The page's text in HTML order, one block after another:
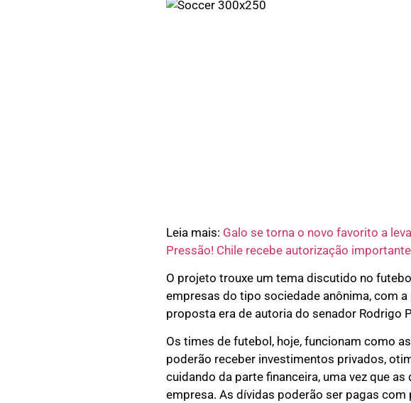
Leia mais: Galo se torna o novo favorito a
Pressão! Chile recebe autorização
O projeto trouxe um tema discutido no
empresas do tipo sociedade anônima, com
proposta era de autoria do senador Rodrigo
Os times de futebol, hoje, funcionam como
poderão receber investimentos privados,
cuidando da parte financeira, uma vez que
empresa. As dívidas poderão ser pagas